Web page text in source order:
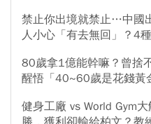
禁止你出境就禁止…中國
人小心「有去無回」？4
80歲拿1億能幹嘛？曾捨
醒悟「40~60歲是花錢黃
健身工廠 vs World Gym